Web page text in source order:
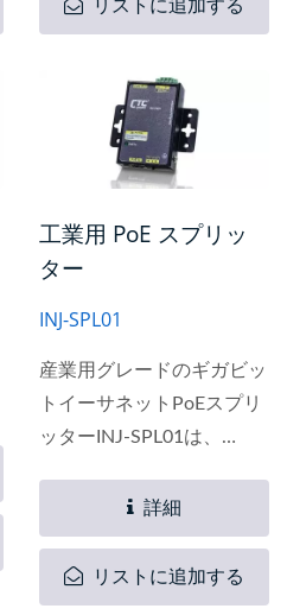
ソリューションを提供しま
壁取り付けは、簡単なイン
ストールのために特別に設
計されています。スペース
置でき、さらにスムーズな
ネットワーク移行とネット
グレードを提供します。
リストに追加する
工業用 PoE スプリッ
ター
INJ-SPL01
産業用グレードのギガビッ
トイーサネットPoEスプリ
ッターINJ-SPL01は、
したPoE電源機器から電力
を供給でき、データ伝送と
12/19/24Vdc電力を非PoE
機器に分離します。...
詳細
リストに追加する